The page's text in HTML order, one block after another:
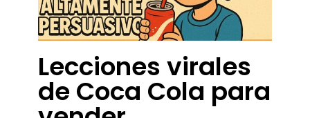
Lecciones virales
de Coca Cola para